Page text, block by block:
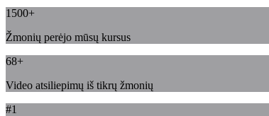
1500+
Žmonių perėjo mūsų kursus
68+
Video atsiliepimų iš tikrų žmonių
#1